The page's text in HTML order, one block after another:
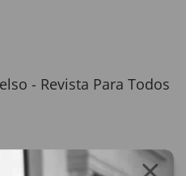
- Revista Para Todos